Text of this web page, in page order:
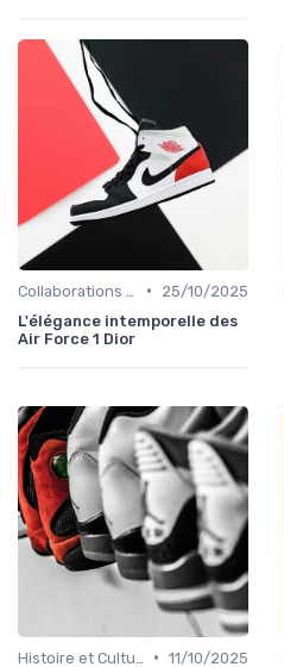
•
25/10/2025
L'élégance intemporelle des
Air Force 1 Dior
• 11/10/2025